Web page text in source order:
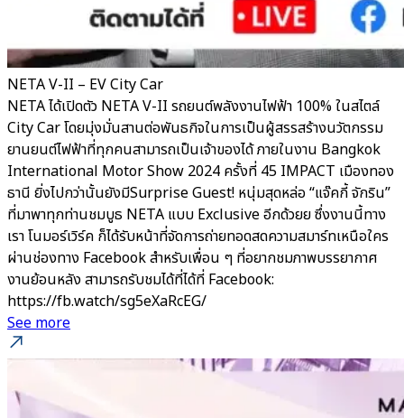
NETA V-II – EV City Car
NETA ได้เปิดตัว NETA V-II รถยนต์พลังงานไฟฟ้า 100% ในสไตล์
City Car โดยมุ่งมั่นสานต่อพันธกิจในการเป็นผู้สรรสร้างนวัตกรรม
ยานยนต์ไฟฟ้าที่ทุกคนสามารถเป็นเจ้าของได้ ภายในงาน Bangkok
International Motor Show 2024 ครั้งที่ 45 IMPACT เมืองทอง
ธานี ยิ่งไปกว่านั้นยังมีSurprise Guest! หนุ่มสุดหล่อ “แจ๊คกี้ จักริน”
ที่มาพาทุกท่านชมบูธ NETA แบบ Exclusive อีกด้วยย ซึ่งงานนี้ทาง
เรา โนมอร์เวิร์ค ก็ได้รับหน้าที่จัดการถ่ายทอดสดความสมาร์ทเหนือใคร
ผ่านช่องทาง Facebook สำหรับเพื่อน ๆ ที่อยากชมภาพบรรยากาศ
งานย้อนหลัง สามารถรับชมได้ที่ได้ที่ Facebook:
https://fb.watch/sg5eXaRcEG/
See more